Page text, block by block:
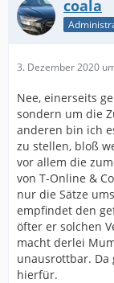
coala
3. Dezember 2020
Nee, einerseits
sondern um die
anderen bin ich
zu stellen, bloß
vor allem die
von T-Online &
nur die Sätze
empfindet den
öfter er solchen
macht derlei
unausrottbar. Da
hierfür.